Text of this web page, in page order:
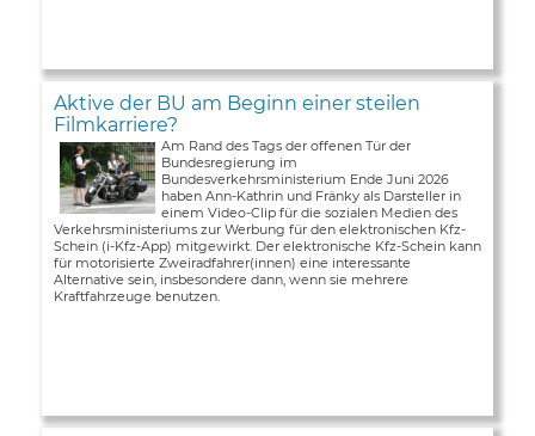
Aktive der BU am Beginn einer steilen
Filmkarriere?
Am Rand des Tags der offenen Tür der
Bundesregierung im
Bundesverkehrsministerium Ende Juni 2026
haben Ann-Kathrin und Fränky als Darsteller in
einem Video-Clip für die sozialen Medien des
Verkehrsministeriums zur Werbung für den elektronischen Kfz-
Schein (i-Kfz-App) mitgewirkt. Der elektronische Kfz-Schein kann
für motorisierte Zweiradfahrer(innen) eine interessante
Alternative sein, insbesondere dann, wenn sie mehrere
Kraftfahrzeuge benutzen.